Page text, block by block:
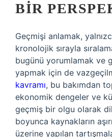
BIR
Geçmişi anlamak,
kronolojik sırayla
bugünü yorumlamak ve
yapmak için de
kavramı, bu bakımdan
ekonomik dengeler ve
geçmiş bir olgu olarak
boyunca kaynakların
üzerine yapılan